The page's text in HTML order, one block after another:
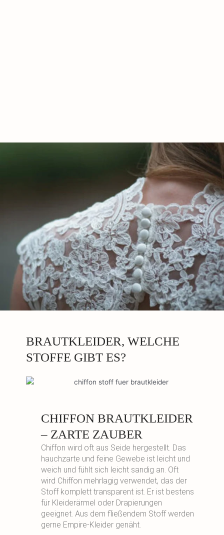
BRAUTKLEIDER, WELCHE
STOFFE GIBT ES?
CHIFFON BRAUTKLEIDER
– ZARTE ZAUBER
Chiffon wird oft aus Seide hergestellt. Das
hauchzarte und feine Gewebe ist leicht und
weich und fühlt sich leicht sandig an. Oft
wird Chiffon mehrlagig verwendet, das der
Stoff komplett transparent ist. Er ist bestens
für Kleiderärmel oder Drapierungen
geeignet. Aus dem fließendem Stoff werden
gerne Empire-Kleider genäht.